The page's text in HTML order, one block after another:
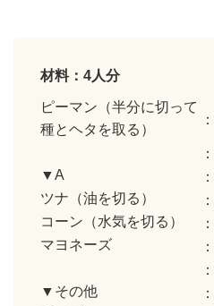
材料：4人分
ピーマン（半分に切って
種とヘタを取る）
▼A
ツナ（油を切る）
コーン（水気を切る）
マヨネーズ
▼その他